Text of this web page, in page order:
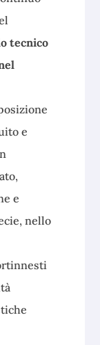
tecnico
e
e
nello